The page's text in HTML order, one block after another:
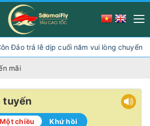
trả lễ dịp cuối năm vui lòng chuyển
mãi
tuyến
Một chiều Khứ hồi